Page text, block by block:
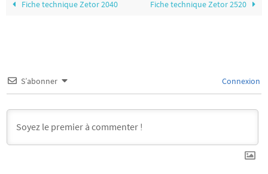
Fiche technique Zetor 2040 Fiche technique Zetor 2520
S’abonner Connexion